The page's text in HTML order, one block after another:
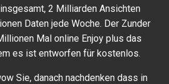
2 Milliarden Ansichten
Daten jede Woche. Der Zunder
Mal online Enjoy plus das
es ist entworfen für kostenlos.
Sie, danach nachdenken dass in